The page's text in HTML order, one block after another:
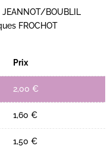
BOUBLIL
FROCHOT
Prix
2,00 €
1,60 €
1,50 €